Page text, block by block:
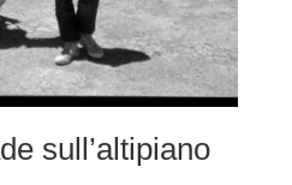
sull’altipiano